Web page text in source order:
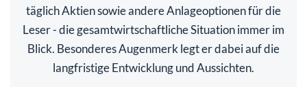
täglich Aktien sowie andere Anlageoptionen für die
Leser - die gesamtwirtschaftliche Situation immer im
Blick. Besonderes Augenmerk legt er dabei auf die
langfristige Entwicklung und Aussichten.